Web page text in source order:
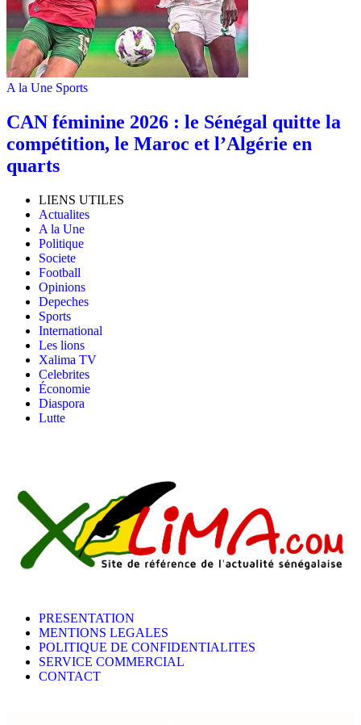
A la Une Sports
‎CAN féminine 2026 : le Sénégal quitte la
compétition, le Maroc et l’Algérie en
quarts
LIENS UTILES
Actualites
A la Une
Politique
Societe
Football
Opinions
Depeches
Sports
International
Les lions
Xalima TV
Celebrites
Économie
Diaspora
Lutte
PRESENTATION
MENTIONS LEGALES
POLITIQUE DE CONFIDENTIALITES
SERVICE COMMERCIAL
CONTACT